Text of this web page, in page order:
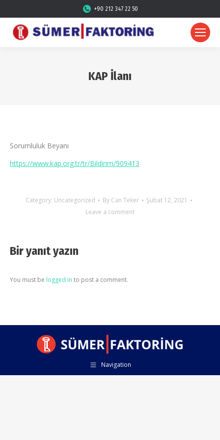
+90 212 347 22 50
KAP İlanı
Sorumluluk Beyanı
https://www.kap.org.tr/tr/Bildirim/909413
Category: Uncategorized By Can Teker
Şubat 12, 2021
Leave a comment
Bir yanıt yazın
You must be logged in to post a comment.
Navigation